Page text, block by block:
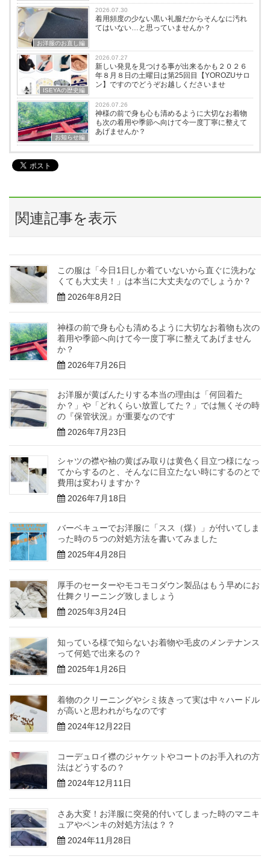
お洋服のお直し編
2026.07.30
着用頻度の少ない黒い礼服だからそんなに汚れ
てはいない…と思っていませんか？
ISEYAの歴史編
2026.07.27
新しい発見を見つける事が出来るかも２０２６
年８月８日の土曜日は第25回目【YOROZUサロ
ン】ですのでどうぞお越しくださいませ
お知らせ編
2026.07.26
神様の前で身も心も清めるように大切なお着物
も次の着用や季節へ向けて今一度丁寧に整えて
あげませんか？
関連記事を表示
この服は「今日1日しか着ていないから直ぐに洗わな
くても大丈夫！」は本当に大丈夫なのでしょうか？
2026年8月2日
神様の前で身も心も清めるように大切なお着物も次の
着用や季節へ向けて今一度丁寧に整えてあげません
か？
2026年7月26日
お洋服が黄ばんたりする本当の理由は「何回着た
か？」や「どれくらい放置してた？」では無くその時
の『保管状況』が重要なのです
2026年7月23日
シャツの襟や袖の黄ばみ取りは黄色く目立つ様になっ
てからするのと、そんなに目立たない時にするのとで
費用は変わりますか？
2026年7月18日
バーベキューでお洋服に「スス（煤）」が付いてしま
った時の５つの対処方法を書いてみました
2025年4月28日
厚手のセーターやモコモコダウン製品はもう早めにお
仕舞クリーニング致しましょう
2025年3月24日
知っている様で知らないお着物や毛皮のメンテナンス
って何処で出来るの？
2025年1月26日
着物のクリーニングやシミ抜きって実は中々ハードル
が高いと思われがちなのです
2024年12月22日
コーデュロイ襟のジャケットやコートのお手入れの方
法はどうするの？
2024年12月11日
さあ大変！お洋服に突発的付いてしまった時のマニキ
ュアやペンキの対処方法は？？
2024年11月28日